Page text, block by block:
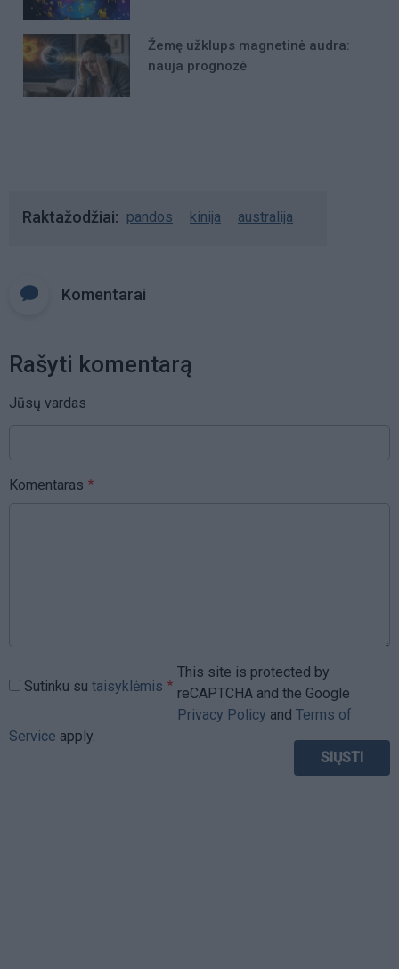
Žemę užklups magnetinė audra:
nauja prognozė
Raktažodžiai pandos kinija australija
Komentarai
Rašyti komentarą
Jūsų vardas
Komentaras
Sutinku su taisyklėmis
This site is protected by
reCAPTCHA and the Google
Privacy Policy and Terms of
Service apply.